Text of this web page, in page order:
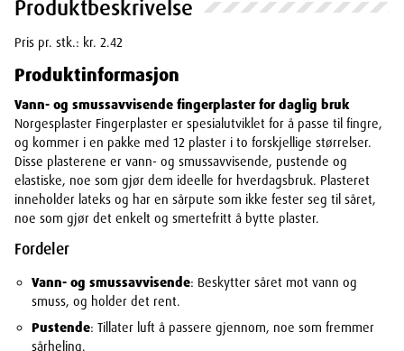
Produktbeskrivelse
Pris pr. stk.: kr. 2.42
Produktinformasjon
Vann- og smussavvisende fingerplaster for daglig bruk
Norgesplaster Fingerplaster er spesialutviklet for å passe til fingre,
og kommer i en pakke med 12 plaster i to forskjellige størrelser.
Disse plasterene er vann- og smussavvisende, pustende og
elastiske, noe som gjør dem ideelle for hverdagsbruk. Plasteret
inneholder lateks og har en sårpute som ikke fester seg til såret,
noe som gjør det enkelt og smertefritt å bytte plaster.
Fordeler
Vann- og smussavvisende: Beskytter såret mot vann og
smuss, og holder det rent.
Pustende: Tillater luft å passere gjennom, noe som fremmer
sårheling.